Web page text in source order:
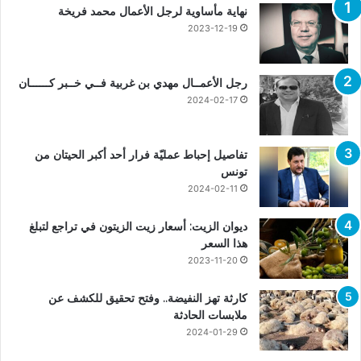
نهاية مأساوية لرجل الأعمال محمد فريخة
2023-12-19
رجل الأعمــال مهدي بن غربية فــي خــبر كــــــان
2024-02-17
تفاصيل إحباط عمليّة فرار أحد أكبر الحيتان من
تونس
2024-02-11
ديوان الزيت: أسعار زيت الزيتون في تراجع لتبلغ
هذا السعر
2023-11-20
كارثة تهز النفيضة.. وفتح تحقيق للكشف عن
ملابسات الحادثة
2024-01-29